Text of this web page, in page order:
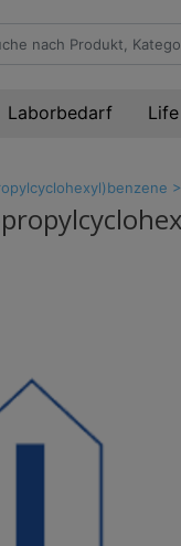
Laborbedarf